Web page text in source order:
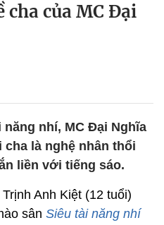
cha của MC Đại
năng nhí, MC Đại Nghĩa
là nghệ nhân thổi
liền với tiếng sáo.
Anh Kiệt (12 tuổi)
sân Siêu tài năng nhí